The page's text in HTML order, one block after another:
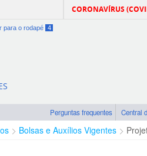
CORONAVÍRUS
para o rodapé 4
Perguntas frequentes Central
Bolsas e Auxílios Vigentes